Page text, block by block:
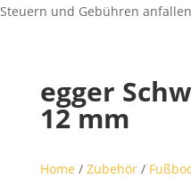
Steuern und Gebühren
egger
12 mm
Home / Zubehör/